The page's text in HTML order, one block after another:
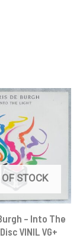
STOCK
– Into The
VINIL VG+